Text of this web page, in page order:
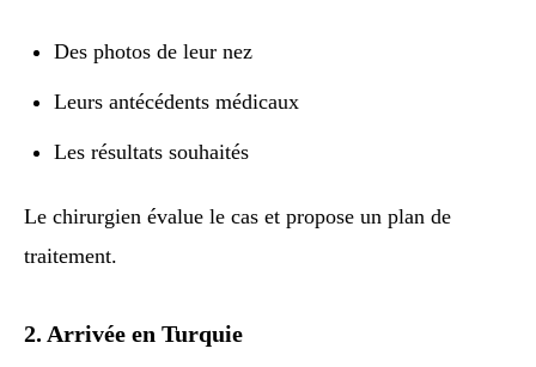
Des photos de leur nez
Leurs antécédents médicaux
Les résultats souhaités
Le chirurgien évalue le cas et propose un plan de
traitement.
2. Arrivée en Turquie